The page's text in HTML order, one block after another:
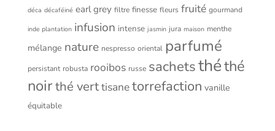
déca décaféiné earl grey filtre finesse fleurs fruité gourmand
inde plantation infusion intense jasmin jura maison menthe
mélange nature nespresso oriental parfumé
persistant robusta rooibos russe sachetsthéthé
noirthé verttisanetorrefaction vanille
équitable